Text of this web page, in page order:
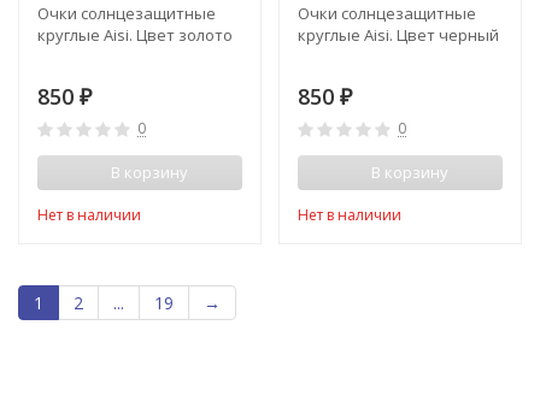
Очки солнцезащитные
круглые Aisi. Цвет золото
850 ₽
0
В корзину
Нет в наличии
Очки солнцезащитные
круглые Aisi. Цвет черный
850 ₽
0
В корзину
Нет в наличии
1 2 ... 19 →